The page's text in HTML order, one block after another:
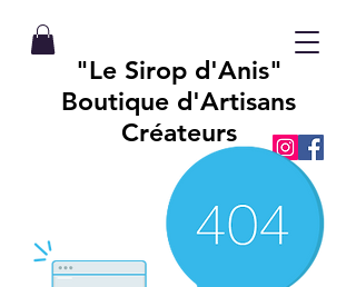
"Le Sirop d'Anis"
Boutique d'Artisans
Créateurs